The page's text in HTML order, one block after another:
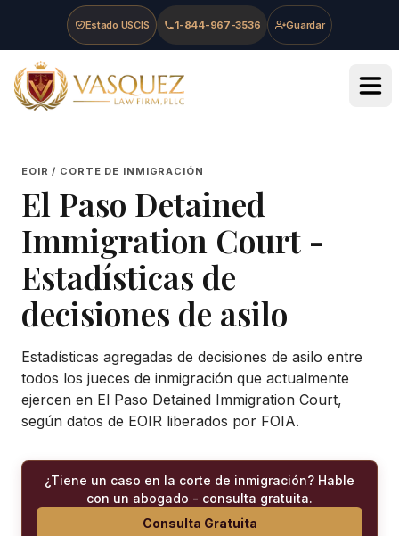
Skip to main content
Skip to navigation
Skip to footer
Estado USCIS 1-844-967-3536 Guardar
Vasquez Law Firm - Home
EOIR / CORTE DE INMIGRACIÓN
El Paso Detained
Immigration Court -
Estadísticas de
decisiones de asilo
Estadísticas agregadas de decisiones de asilo entre
todos los jueces de inmigración que actualmente
ejercen en El Paso Detained Immigration Court,
según datos de EOIR liberados por FOIA.
¿Tiene un caso en la corte de inmigración? Hable
con un abogado - consulta gratuita.
Consulta Gratuita